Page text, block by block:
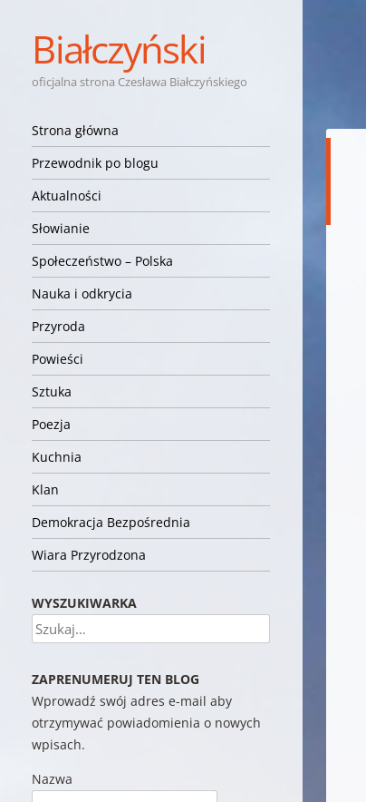
Białczyński
oficjalna strona Czesława Białczyńskiego
Nawigacja
Przejdź do treści
Strona główna
Przewodnik po blogu
Aktualności
Słowianie
Społeczeństwo – Polska
Nauka i odkrycia
Przyroda
Powieści
Sztuka
Poezja
Kuchnia
Klan
Demokracja Bezpośrednia
Wiara Przyrodzona
WYSZUKIWARKA
Szukaj
ZAPRENUMERUJ TEN BLOG
Wprowadź swój adres e-mail aby
otrzymywać powiadomienia o nowych
wpisach.
Nazwa